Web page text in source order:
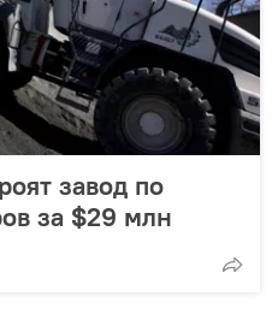
завод по
за $29 млн